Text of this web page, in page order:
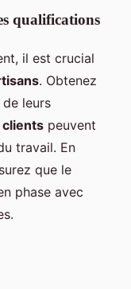
qualifications
il est crucial
. Obtenez
leurs
clients peuvent
travail. En
que le
phase avec